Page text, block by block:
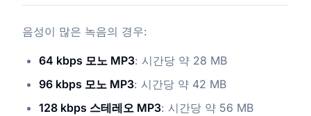
음성이 많은 녹음의 경우:
64 kbps 모노 MP3: 시간당 약 28 MB
96 kbps 모노 MP3: 시간당 약 42 MB
128 kbps 스테레오 MP3: 시간당 약 56 MB